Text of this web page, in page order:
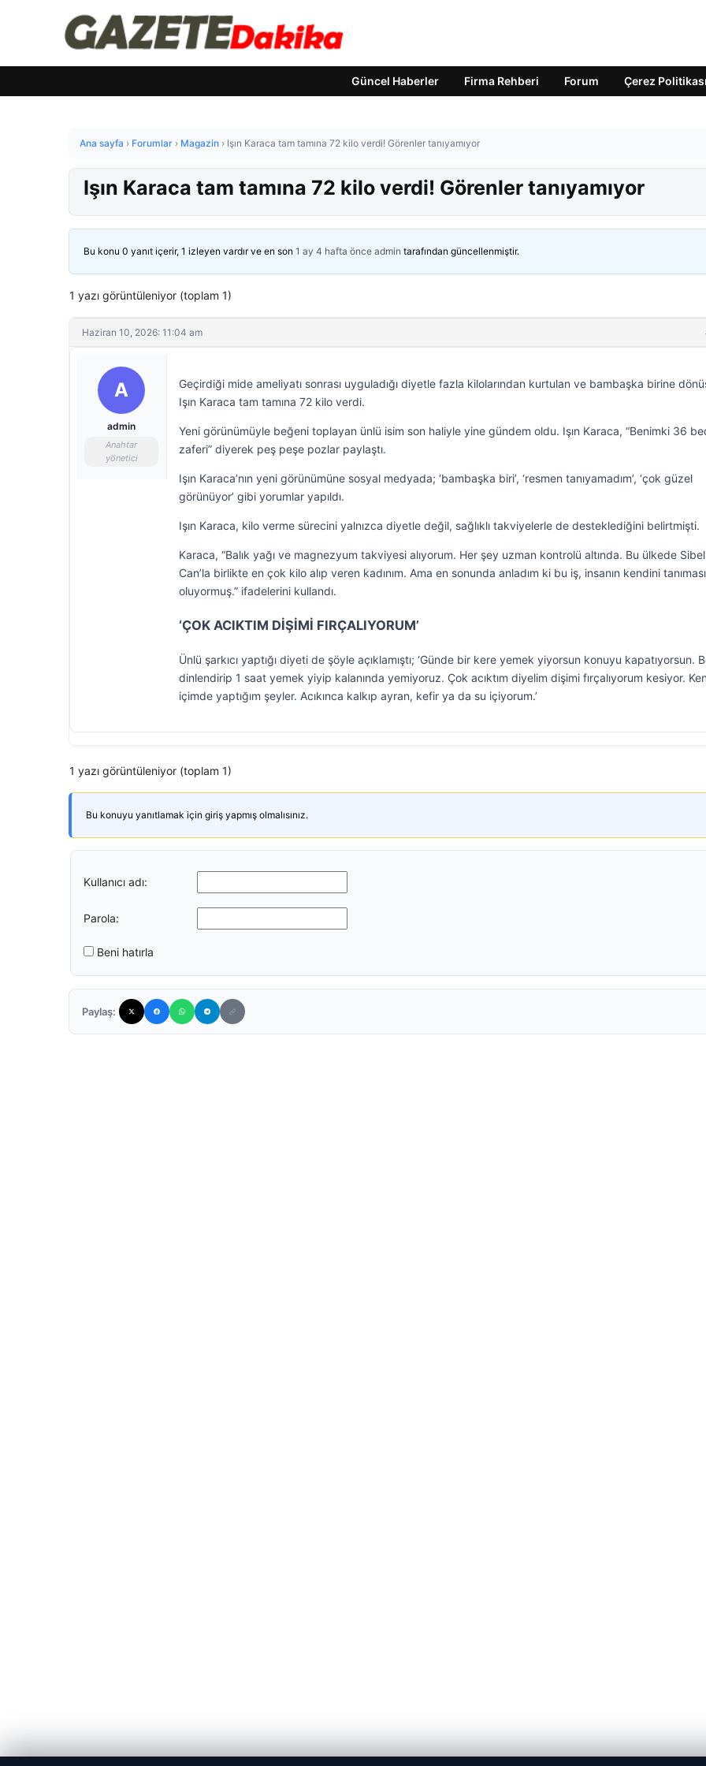
Güncel Haberler Firma Rehberi Forum Çerez Politikası
Ana sayfa › Forumlar › Magazin › Işın Karaca tam tamına 72 kilo verdi! Görenler tanıyamıyor
Işın Karaca tam tamına 72 kilo verdi! Görenler tanıyamıyor
Bu konu 0 yanıt içerir, 1 izleyen vardır ve en son 1 ay 4 hafta önce admin tarafından güncellenmiştir.
1 yazı görüntüleniyor (toplam 1)
Haziran 10, 2026: 11:04 am
A
admin
Anahtar
yönetici
Geçirdiği mide ameliyatı sonrası uyguladığı diyetle fazla kilolarından kurtulan ve bambaşka birine
Işın Karaca tam tamına 72 kilo verdi.
Yeni görünümüyle beğeni toplayan ünlü isim son haliyle yine gündem oldu. Işın Karaca, “Benimki 36
zaferi” diyerek peş peşe pozlar paylaştı.
Işın Karaca’nın yeni görünümüne sosyal medyada; ‘bambaşka biri’, ‘resmen tanıyamadım’, ‘çok güzel
görünüyor’ gibi yorumlar yapıldı.
Işın Karaca, kilo verme sürecini yalnızca diyetle değil, sağlıklı takviyelerle de desteklediğini belirtmişti.
Karaca, “Balık yağı ve magnezyum takviyesi alıyorum. Her şey uzman kontrolü altında. Bu ülkede Sibel
Can’la birlikte en çok kilo alıp veren kadınım. Ama en sonunda anladım ki bu iş, insanın kendini
oluyormuş.” ifadelerini kullandı.
‘ÇOK ACIKTIM DİŞİMİ FIRÇALIYORUM’
Ünlü şarkıcı yaptığı diyeti de şöyle açıklamıştı; ‘Günde bir kere yemek yiyorsun konuyu kapatıyorsun.
dinlendirip 1 saat yemek yiyip kalanında yemiyoruz. Çok acıktım diyelim dişimi fırçalıyorum kesiyor.
içimde yaptığım şeyler. Acıkınca kalkıp ayran, kefir ya da su içiyorum.’
1 yazı görüntüleniyor (toplam 1)
Bu konuyu yanıtlamak için giriş yapmış olmalısınız.
Kullanıcı adı:
Parola:
Beni hatırla
Paylaş: